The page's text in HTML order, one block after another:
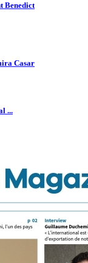
Benedict
Casar
...